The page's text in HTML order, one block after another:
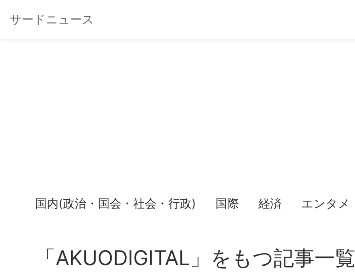
サードニュース
国内(政治・国会・社会・行政) 国際 経済 エンタメ
「AKUODIGITAL」をもつ記事一覧